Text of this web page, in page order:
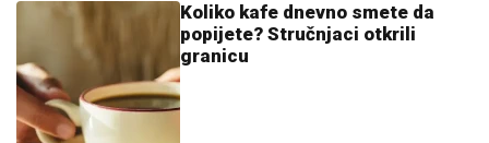
Koliko kafe dnevno smete da
popijete? Stručnjaci otkrili
granicu